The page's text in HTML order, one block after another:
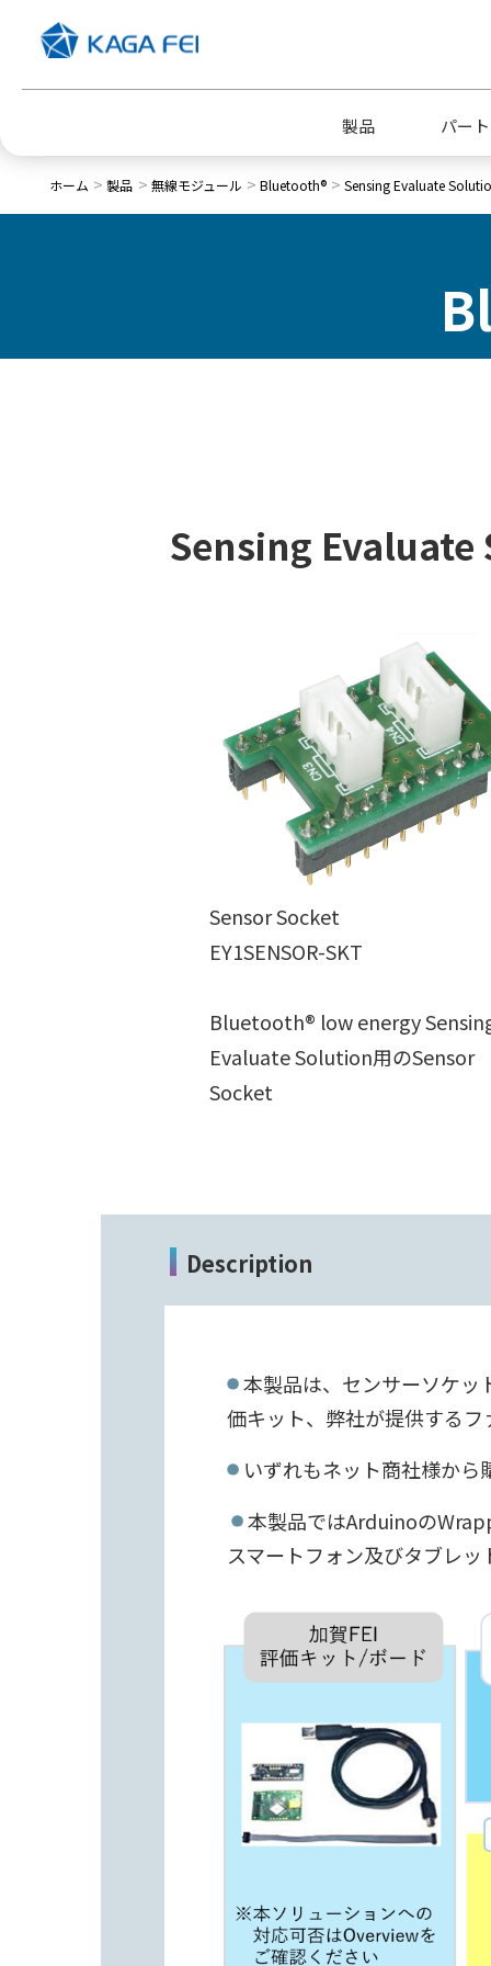
製品 パー
電子公告
ホーム 製品 無線モジュール Bluetooth® Sensing Evaluate
Sensing
Sensor Socket
EY1SENSOR-SKT
Bluetooth® low energy
Evaluate Solution用のSensor
Socket
Description
本製品は、センサーソケ
価キット、弊社が提供する
いずれもネット商社様から
本製品ではArduinoの
スマートフォン及びタブレ